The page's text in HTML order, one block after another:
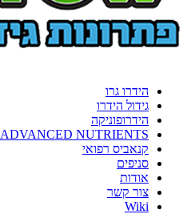
הידרו גרו
גידול הידרו
הידרופוניקה
ADVANCED NUTRIENTS
קנאביס רפואי
סניפים
אודות
צור קשר
Wiki